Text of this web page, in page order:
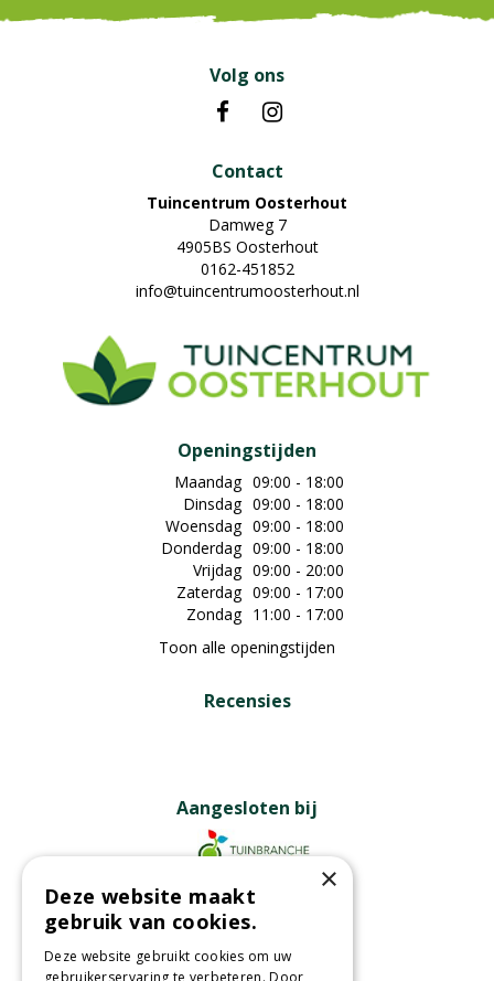
Volg ons
Contact
Tuincentrum Oosterhout
Damweg 7
4905BS Oosterhout
0162-451852
info@tuincentrumoosterhout.nl
Openingstijden
Maandag 09:00 - 18:00
Dinsdag 09:00 - 18:00
Woensdag 09:00 - 18:00
Donderdag 09:00 - 18:00
Vrijdag 09:00 - 20:00
Zaterdag 09:00 - 17:00
Zondag 11:00 - 17:00
Toon alle openingstijden
Recensies
Aangesloten bij
Partners
×
Deze website maakt
gebruik van cookies.
Deze website gebruikt cookies om uw
gebruikerservaring te verbeteren. Door